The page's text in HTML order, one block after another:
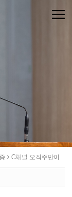
C채널 오직주만이